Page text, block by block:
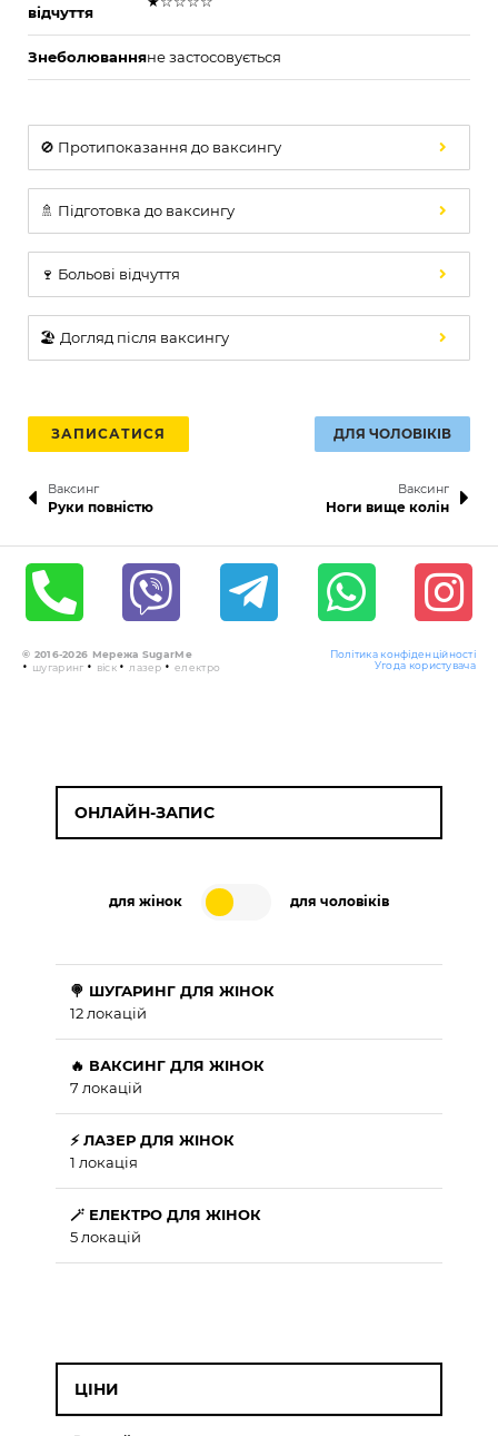
відчуття
Знеболюванняне застосовується
🚫 Протипоказання до ваксингу
🚿 Підготовка до ваксингу
🍷 Больові відчуття
🏖️ Догляд після ваксингу
ЗАПИСАТИСЯ ДЛЯ ЧОЛОВІКІВ
Ваксинг
Руки повністю
Ваксинг
Ноги вище колін
© 2016-2026 Мережа SugarMe
• шугаринг • віск •лазер •електро
Політика конфіденційності
Угода користувача
ОНЛАЙН-ЗАПИС
для жінок для чоловіків
🍭 ШУГАРИНГ ДЛЯ ЖІНОК
12 локацій
🔥 ВАКСИНГ ДЛЯ ЖІНОК
7 локацій
⚡ ЛАЗЕР ДЛЯ ЖІНОК
1 локація
🪄 ЕЛЕКТРО ДЛЯ ЖІНОК
5 локацій
ЦІНИ